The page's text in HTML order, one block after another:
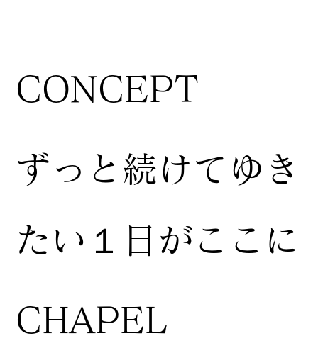
CONCEPT
ずっと続けてゆき
たい１日がここに
CHAPEL